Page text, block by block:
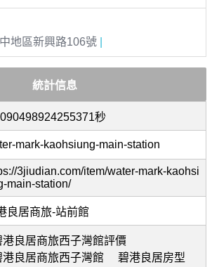
地區新興路106號
統計信息
秒
mark-kaohsiung-main-station
3jiudian.com/item/water-mark-kaohsi
main-station/
良居商旅-站前館
港良居商旅西子灣館評價
港良居商旅西子灣館
碧港良居房型